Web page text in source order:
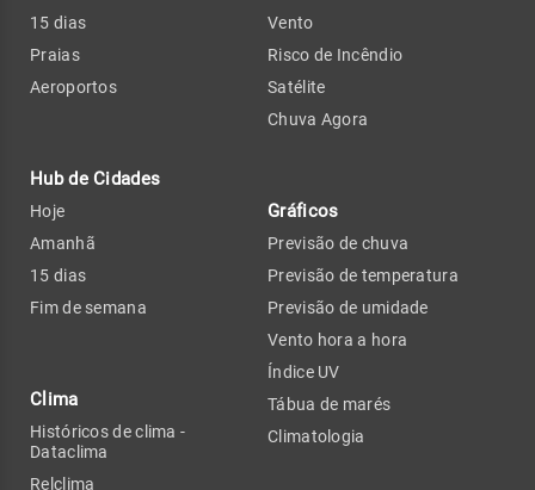
15 dias
Praias
Aeroportos
Hub de Cidades
Hoje
Amanhã
15 dias
Fim de semana
Clima
Históricos de clima -
Dataclima
Relclima
Vento
Risco de Incêndio
Satélite
Chuva Agora
Gráficos
Previsão de chuva
Previsão de temperatura
Previsão de umidade
Vento hora a hora
Índice UV
Tábua de marés
Climatologia